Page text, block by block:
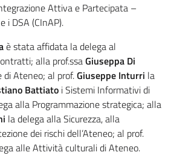
Attiva e Partecipata –
i DSA (CInAP).
è stata affidata la delega al
alla prof.ssaGiuseppa Di
di Ateneo; al prof.Giuseppe Inturri la
Battiato i Sistemi Informativi di
alla Programmazione strategica; alla
la delega alla Sicurezza, alla
dei rischi dell’Ateneo; al prof.
alle Attività culturali di Ateneo.